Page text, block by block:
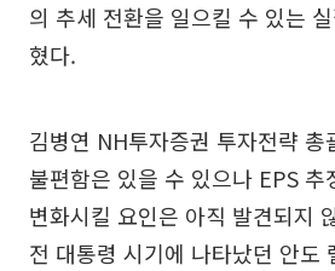
의 추세 전환을 일으킬 수 있는
혔다.
김병연 NH투자증권 투자전략
불편함은 있을 수 있으나 EPS 추
변화시킬 요인은 아직 발견되지
전 대통령 시기에 나타났던 안도